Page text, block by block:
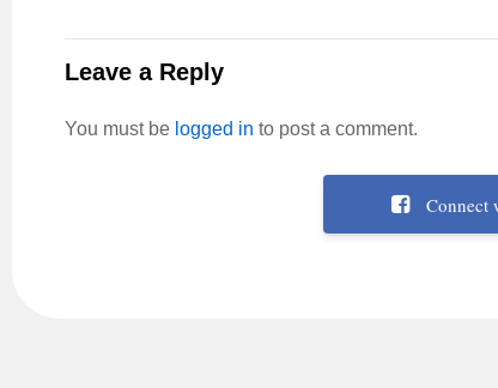
Leave a Reply
You must be logged in to post a comment.
Connect